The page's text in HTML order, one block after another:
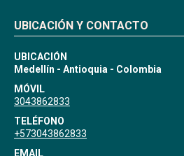
UBICACIÓN Y CONTACTO
UBICACIÓN
Medellín - Antioquia - Colombia
MÓVIL
3043862833
TELÉFONO
+573043862833
EMAIL